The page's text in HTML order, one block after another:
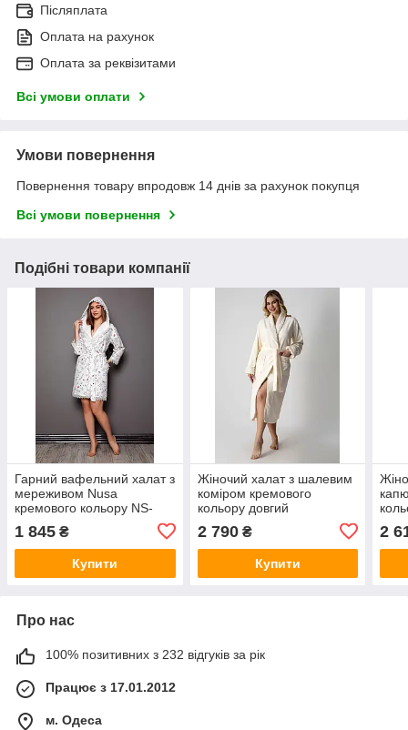
Післяплата
Оплата на рахунок
Оплата за реквізитами
Всі умови оплати
Умови повернення
Повернення товару впродовж 14 днів за рахунок покупця
Всі умови повернення
Подібні товари компанії
Гарний вафельний халат з
мереживом Nusa
кремового кольору NS-
1 845 ₴
Купити
Жіночий халат з шалевим
коміром кремового
кольору довгий
запах Nusa NS-4347
2 790₴
Купити
2
Про нас
100% позитивних з 232 відгуків за рік
Працює з 17.01.2012
м. Одеса